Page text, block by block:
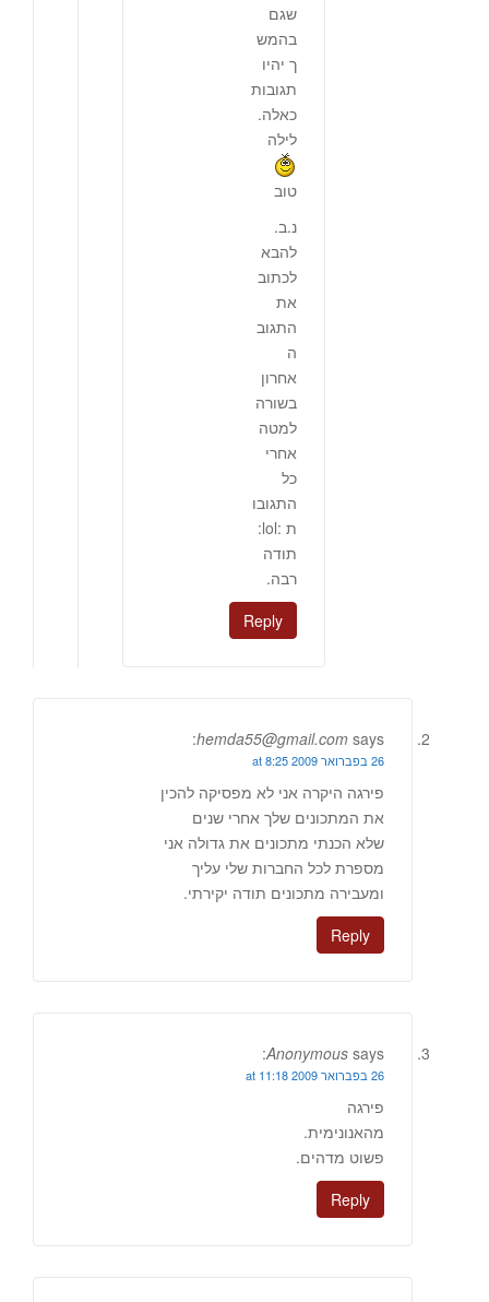
שגם
בהמש
ך יהיו
תגובות
כאלה.
לילה
טוב
נ.ב.
להבא
לכתוב
את
התגוב
ה
אחרון
בשורה
למטה
אחרי
כל
התגובו
ת :lol:
תודה
רבה.
Reply
hemda55@gmail.com says:
26 בפברואר 2009 at 8:25
פירגה היקרה אני לא מפסיקה להכין
את המתכונים שלך אחרי שנים
שלא הכנתי מתכונים את גדולה אני
מספרת לכל החברות שלי עליך
ומעבירה מתכונים תודה יקירתי.
Reply
Anonymous says:
26 בפברואר 2009 at 11:18
פירגה
מהאנונימית.
פשוט מדהים.
Reply